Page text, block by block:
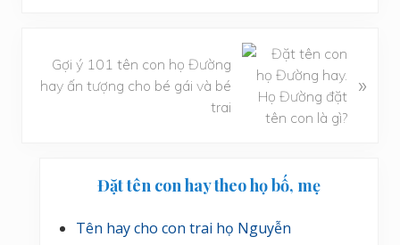
Gợi ý 101 tên con họ Đường
hay ấn tượng cho bé gái và bé
trai
»
SidebarĐặt tên con hay theo họ bố, mẹ
Tên hay cho con trai họ Nguyễn